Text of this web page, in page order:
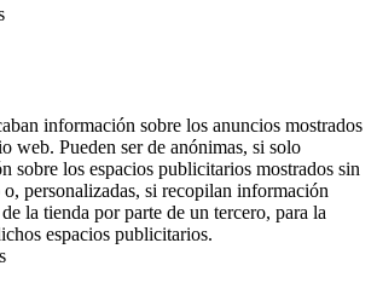
información sobre los anuncios mostrados
web. Pueden ser de anónimas, si solo
sobre los espacios publicitarios mostrados sin
personalizadas, si recopilan información
la tienda por parte de un tercero, para la
espacios publicitarios.